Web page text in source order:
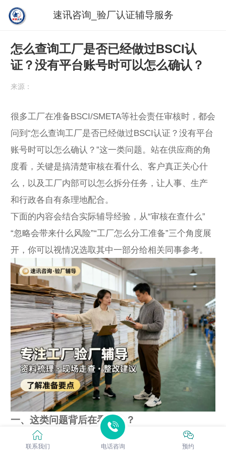
速讯咨询_验厂认证辅导服务
怎么查询工厂是否已经做过BSCI认
证？没有平台账号时可以怎么确认？
来源：
很多工厂在准备BSCI/SMETA等社会责任审核时，都会
问到“怎么查询工厂是否已经做过BSCI认证？没有平台
账号时可以怎么确认？”这一类问题。站在供应商的角
度看，关键是搞清楚审核在看什么、客户真正关心什
么，以及工厂内部可以怎么拆分任务，让人事、生产
和行政各自有条理地配合。
下面的内容会结合实际辅导经验，从“审核在查什么”
“忽略会带来什么风险”“工厂怎么分工准备”三个角度展
开，你可以视情况选取其中一部分给相关同事参考。
一、这类问题背后在看什么？
当客户、平台或者审核机构在文件、问卷或者沟通中
联系我们 电话咨询 预约